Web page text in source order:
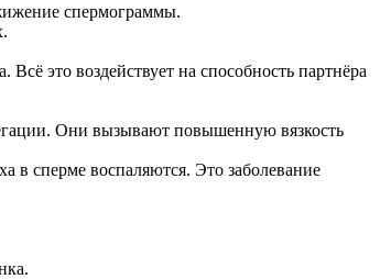
спермограммы.
это воздействует на способность партнёра
Они вызывают повышенную вязкость
в сперме воспаляются. Это заболевание